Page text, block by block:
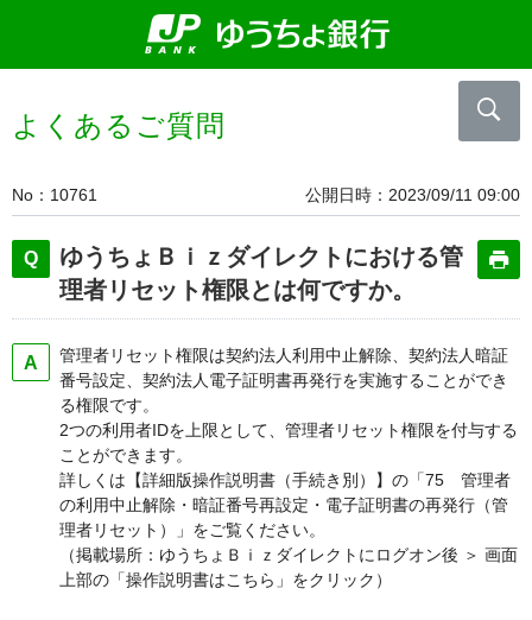
よくあるご質問
No 10761 公開日時 2023/09/11 09:00
ゆうちょＢｉｚダイレクトにおける管
理者リセット権限とは何ですか。
管理者リセット権限は契約法人利用中止解除、契約法人暗証
番号設定、契約法人電子証明書再発行を実施することができ
る権限です。
2つの利用者IDを上限として、管理者リセット権限を付与する
ことができます。
詳しくは【詳細版操作説明書（手続き別）】の「75 管理者
の利用中止解除・暗証番号再設定・電子証明書の再発行（管
理者リセット）」をご覧ください。
（掲載場所：ゆうちょＢｉｚダイレクトにログオン後 ＞ 画面
上部の「操作説明書はこちら」をクリック）